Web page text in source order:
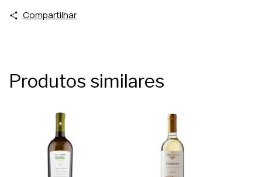
Compartilhar
Produtos similares